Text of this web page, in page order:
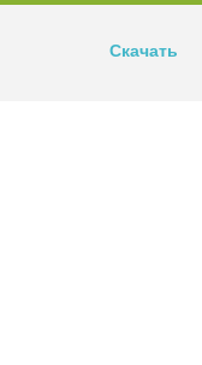
Скачать